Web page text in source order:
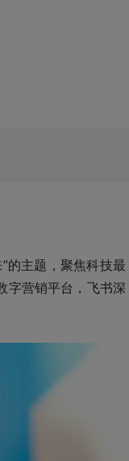
的主题，聚焦科技最
字营销平台，飞书深